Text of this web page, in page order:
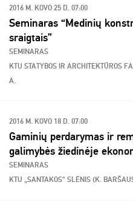
2016 M. KOVO 25 D. 07:00
Seminaras “Medinių
sraigtais”
SEMINARAS
KTU STATYBOS IR ARCHITEKTŪROS
A.
2016 M. KOVO 18 D. 07:00
Gaminių perdarymas ir
galimybės žiedinėje
SEMINARAS
KTU „SANTAKOS“ SLĖNIS (K.